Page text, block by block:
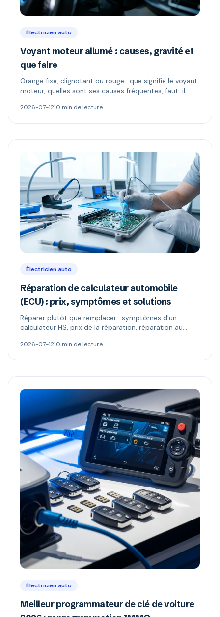
Électricien auto
Voyant moteur allumé : causes, gravité et
que faire
Orange fixe, clignotant ou rouge : que signifie le voyant
moteur, quelles sont ses causes fréquentes, faut-il
2026-07-1210 min de lecture
Électricien auto
Réparation de calculateur automobile
(ECU) : prix, symptômes et solutions
Réparer plutôt que remplacer : symptômes d'un
calculateur HS, prix de la réparation, réparation au
codage antidémarrage.
2026-07-1210 min de lecture
Électricien auto
Meilleur programmateur de clé de voiture